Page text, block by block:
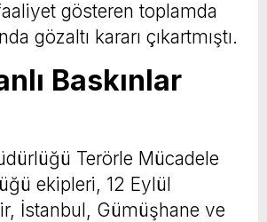
gösteren toplamda
gözaltı kararı çıkartmıştı.
Baskınlar
Terörle Mücadele
ekipleri, 12 Eylül
İstanbul, Gümüşhane ve